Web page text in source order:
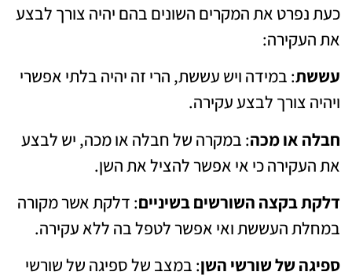
כעת נפרט את המקרים השונים בהם יהיה צורך לבצע
את העקירה:
עששת: במידה ויש עששת, הרי זה יהיה בלתי אפשרי
ויהיה צורך לבצע עקירה.
חבלה או מכה: במקרה של חבלה או מכה, יש לבצע
את העקירה כי אי אפשר להציל את השן.
דלקת בקצה השורשים בשיניים: דלקת אשר מקורה
במחלת העששת ואי אפשר לטפל בה ללא עקירה.
ספיגה של שורשי השן: במצב של ספיגה של שורשי